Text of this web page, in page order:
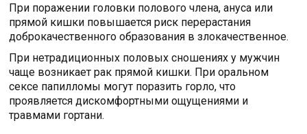
При поражении головки полового члена, ануса или
прямой кишки повышается риск перерастания
доброкачественного образования в злокачественное.
При нетрадиционных половых сношениях у мужчин
чаще возникает рак прямой кишки. При оральном
сексе папилломы могут поразить горло, что
проявляется дискомфортными ощущениями и
травмами гортани.